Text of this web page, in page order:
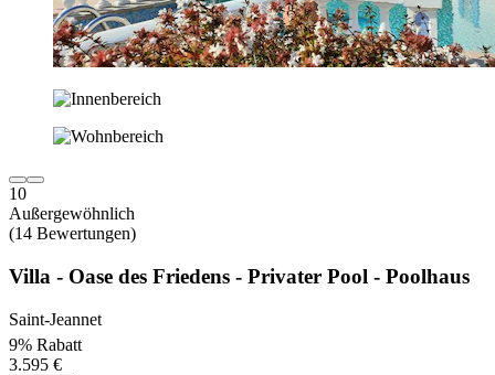
10
Außergewöhnlich
(14 Bewertungen)
Villa - Oase des Friedens - Privater Pool - Poolhaus
Saint-Jeannet
9% Rabatt
3.595 €